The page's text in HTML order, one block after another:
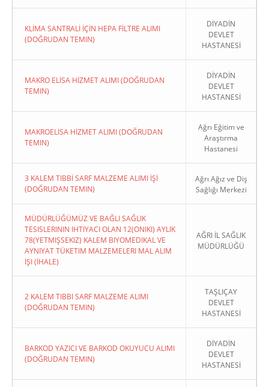
KLİMA SANTRALİ İÇİN HEPA FİLTRE ALIMI
(DOĞRUDAN TEMIN)
DİYADİN
DEVLET
HASTANESİ
MAKRO ELİSA HİZMET ALIMI (DOĞRUDAN
TEMIN)
DİYADİN
DEVLET
HASTANESİ
MAKROELİSA HİZMET ALIMI (DOĞRUDAN
TEMIN)
Ağrı Eğitim ve
Araştırma
Hastanesi
3 KALEM TIBBİ SARF MALZEME ALIMI İŞİ
(DOĞRUDAN TEMIN)
Ağrı Ağız ve Diş
Sağlığı Merkezi
MÜDÜRLÜĞÜMÜZ VE BAĞLI SAĞLIK
TESISLERININ IHTIYACI OLAN 12(ONIKI) AYLIK
78(YETMIŞSEKIZ) KALEM BIYOMEDIKAL VE
AYNIYAT TÜKETIM MALZEMELERI MAL ALIM
İŞI (İHALE)
AĞRI İL SAĞLIK
MÜDÜRLÜĞÜ
2 KALEM TIBBI SARF MALZEME ALIMI
(DOĞRUDAN TEMIN)
TAŞLIÇAY
DEVLET
HASTANESİ
BARKOD YAZICI VE BARKOD OKUYUCU ALIMI
(DOĞRUDAN TEMIN)
DİYADİN
DEVLET
HASTANESİ